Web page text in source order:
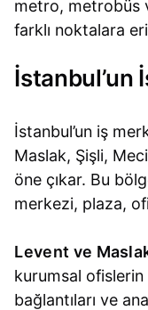
metro, metrobüs
farklı noktalara
İstanbul’un
İstanbul’un iş
Maslak, Şişli,
öne çıkar. Bu
merkezi, plaza,
Levent ve
kurumsal ofislerin
bağlantıları ve